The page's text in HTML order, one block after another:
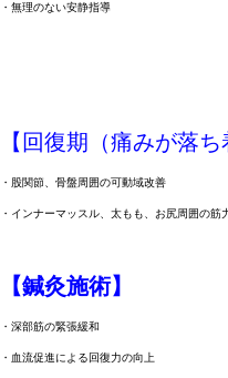
・無理のない安静指導
【回復期（痛みが落ち
・股関節、骨盤周囲の可動域改善
・インナーマッスル、太もも、お尻周囲の筋
【鍼灸施術】
・深部筋の緊張緩和
・血流促進による回復力の向上